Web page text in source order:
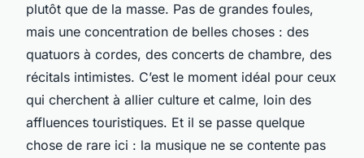
plutôt que de la masse. Pas de grandes foules,
mais une concentration de belles choses : des
quatuors à cordes, des concerts de chambre, des
récitals intimistes. C’est le moment idéal pour ceux
qui cherchent à allier culture et calme, loin des
affluences touristiques. Et il se passe quelque
chose de rare ici : la musique ne se contente pas